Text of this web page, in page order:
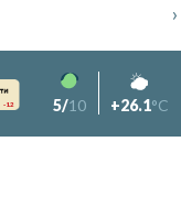
›
-1.2 5/10 +26.1°C